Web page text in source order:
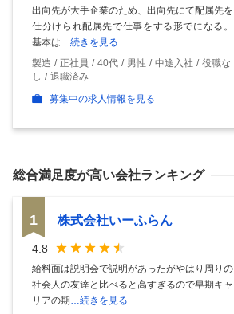
出向先が大手企業のため、出向先にて配属先を
仕分けられ配属先で仕事をする形でになる。
基本は…続きを見る
製造
正社員 40代 男性 中途入社
役職な
し
退職済み
募集中の求人情報を見る
総合満足度が高い会社ランキング
1 株式会社いーふらん
4.8
給料面は説明会で説明があったがやはり周りの
社会人の友達と比べると高すぎるので早期キャ
リアの期…続きを見る